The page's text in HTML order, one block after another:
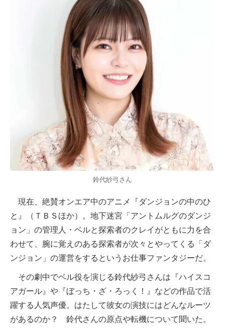
鈴代紗弓さん
現在、絶賛オンエア中のアニメ『ダンジョンの中のひ
と』（ＴＢＳほか）。地下迷宮「アントムルグのダンジ
ョン」の管理人・ベルと探索者のクレイがともに力を合
わせて、腕に覚えのある探索者が次々とやってくる「ダ
ンジョン」の運営をするというお仕事ファンタジーだ。
その劇中でベル役を演じる鈴代紗弓さんは『ハイスコ
アガール』や『ぼっち・ざ・ろっく！』などの作品で活
躍する人気声優。はたして彼女の演技にはどんなルーツ
があるのか？ 鈴代さんの原点や転機について聞いた。